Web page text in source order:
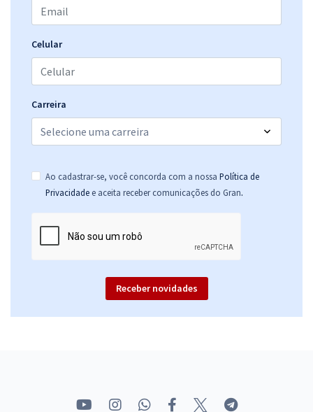
Celular
Carreira
Ao cadastrar-se, você concorda com a nossa Política de
Privacidade e aceita receber comunicações do Gran.
Receber novidades